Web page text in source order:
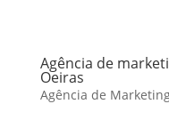
Agência de
Oeiras
Agência de